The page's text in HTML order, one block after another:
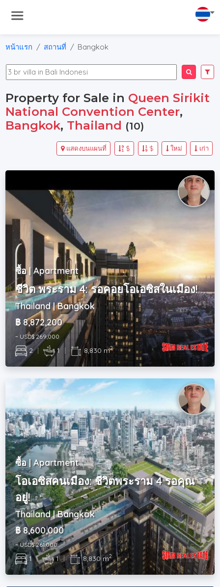
หน้าแรก สถานที่ Bangkok
Property for Sale in Queen Sirikit
National Convention Center,
Bangkok, Thailand (10)
เก่า
ใหม่
$
$
แสดงบนแผนที่
ซื้อ | Apartment
ชีวิต พระราม 4: รอคอยโอเอซิสในเมือง!
Thailand | Bangkok
฿ 8,872,200
~ USD$ 269,000
2 | 1 | 8,830 m2
ซื้อ | Apartment
โอเอซิสคนเมือง: ชีวิตพระราม 4 รอคุณ
อยู่!
Thailand | Bangkok
฿ 8,600,000
~ USD$ 261,000
1 | 1 | 8,830 m2